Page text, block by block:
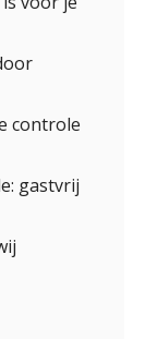
controle
gastvrij